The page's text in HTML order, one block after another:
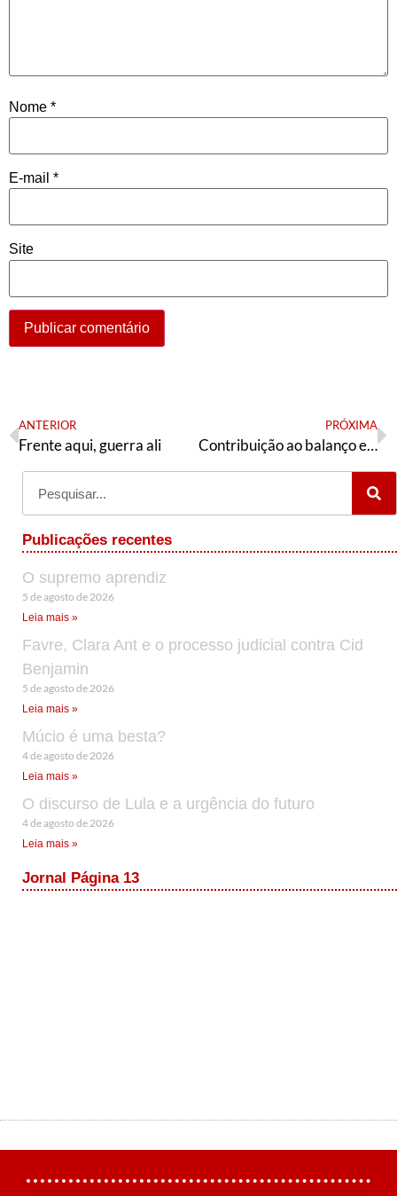
Nome *
E-mail *
Site
ANTERIOR
Frente aqui, guerra ali
PRÓXIMA
Contribuição ao balanço e síntese das eleições 2020 em Santa maria – RS
Publicações recentes
O supremo aprendiz
5 de agosto de 2026
Leia mais »
Favre, Clara Ant e o processo judicial contra Cid
Benjamin
5 de agosto de 2026
Leia mais »
Múcio é uma besta?
4 de agosto de 2026
Leia mais »
O discurso de Lula e a urgência do futuro
4 de agosto de 2026
Leia mais »
Jornal Página 13